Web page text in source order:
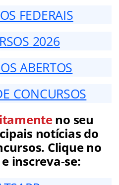
FEDERAIS
2026
ABERTOS
CONCURSOS
no seu
notícias do
Clique no
inscreva-se: